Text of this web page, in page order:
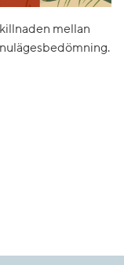
mellan